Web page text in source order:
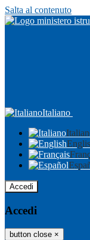
Salta al contenuto
Italiano
Accedi
Accedi
button close ×